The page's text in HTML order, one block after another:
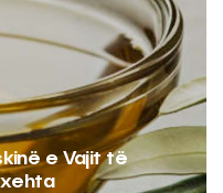
e Vajit të